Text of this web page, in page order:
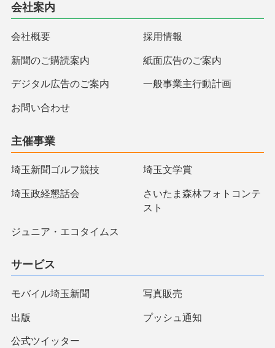
会社案内
会社概要 採用情報
新聞のご購読案内 紙面広告のご案内
デジタル広告のご案内 一般事業主行動計画
お問い合わせ
主催事業
埼玉新聞ゴルフ競技 埼玉文学賞
埼玉政経懇話会
さいたま森林フォトコンテ
スト
ジュニア・エコタイムス
サービス
モバイル埼玉新聞 写真販売
出版 プッシュ通知
公式ツイッター